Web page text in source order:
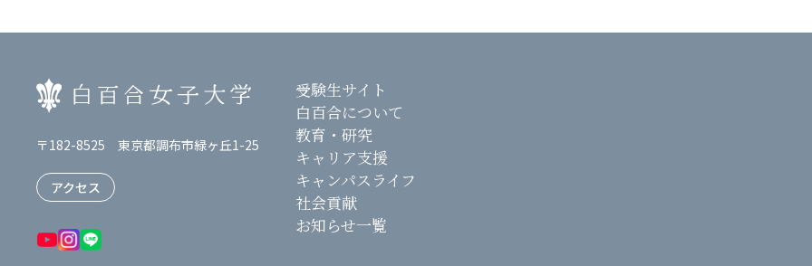
〒182-8525 東京都調布市緑ヶ丘1-25
アクセス
受験生サイト
白百合について
教育・研究
キャリア支援
キャンパスライフ
社会貢献
お知らせ一覧